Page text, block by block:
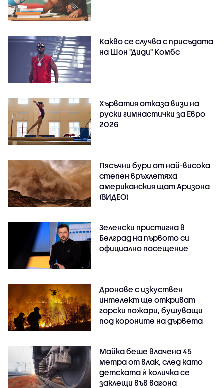
Какво се случва с присъдата
на Шон "Диди" Комбс
Хърватия отказа визи на
руски гимнастички за Евро
2026
Пясъчни бури от най-висока
степен връхлетяха
американския щат Аризона
(ВИДЕО)
Зеленски пристигна в
Белград на първото си
официално посещение
Дронове с изкуствен
интелект ще откриват
горски пожари, бушуващи
под короните на дървета
Майка беше влачена 45
метра от влак, след като
детската ѝ количка се
заклещи във вагона